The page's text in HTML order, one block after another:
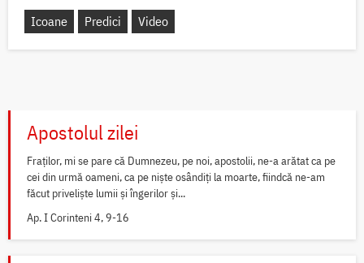
Icoane Predici Video
Apostolul zilei
Fraților, mi se pare că Dumnezeu, pe noi, apostolii, ne-a arătat ca pe
cei din urmă oameni, ca pe niște osândiți la moarte, fiindcă ne-am
făcut priveliște lumii și îngerilor și...
Ap. I Corinteni 4, 9-16